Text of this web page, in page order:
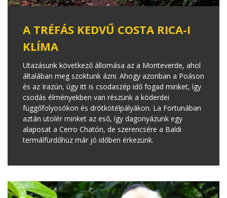
A TRÉFÁS KEDVŰ COSTA RICA-I
KLÍMA
Utazásunk következő állomása az a Monteverde, ahol
általában meg szoktunk ázni. Ahogy azonban a Poáson
és az Irazún, úgy itt is csodaszép idő fogad minket, így
csodás élményekben van részünk a köderdei
függőfolyosókon és drótkötélpályákon. La Fortunában
aztán utolér minket az eső, így dagonyázunk egy
alaposat a Cerro Chatón, de szerencsére a Baldi
termálfürdőhüz már jó időben érkezünk.